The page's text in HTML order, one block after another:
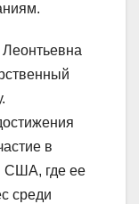
в
США, где ее
среди